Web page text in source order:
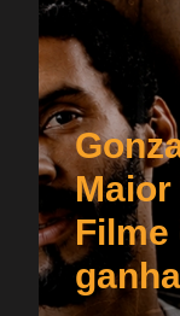
Filme